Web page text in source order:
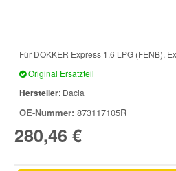
Für DOKKER Express 1.6 LPG (FENB),
Original Ersatzteil
Hersteller: Dacia
OE-Nummer: 873117105R
280,46 €
Skoda Ersatzteile
Suzuki Ersatzteile